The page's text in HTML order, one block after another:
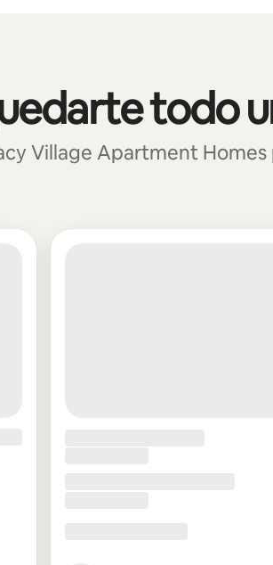
todo
Village Apartment